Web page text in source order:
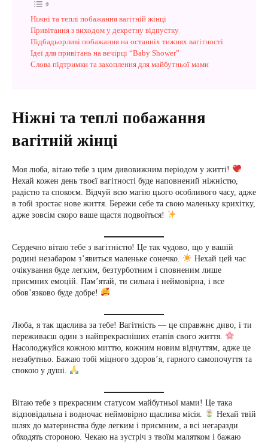
Ніжні та теплі побажання вагітній жінці
Привітання з виходом у декретну відпустку
Підбадьорливі побажання на останніх тижнях вагітності
Ідеї для привітань на вечірці “Baby Shower”
Слова підтримки та захоплення для майбутньої мами
Ніжні та теплі побажання
вагітній жінці
Моя люба, вітаю тебе з цим дивовижним періодом у житті!
Нехай кожен день твоєї вагітності буде наповнений ніжністю,
радістю та спокоєм. Відчуй всю магію цього особливого часу, адже
в тобі зростає нове життя. Бережи себе та свою маленьку крихітку,
адже зовсім скоро ваше щастя подвоїться!
Сердечно вітаю тебе з вагітністю! Це так чудово, що у вашій
родині незабаром з’явиться маленьке сонечко.
Нехай цей час
очікування буде легким, безтурботним і сповненим лише
приємних емоцій. Пам’ятай, ти сильна і неймовірна, і все
обов’язково буде добре!
Люба, я так щаслива за тебе! Вагітність — це справжнє диво, і ти
переживаєш один з найпрекрасніших етапів свого життя.
Насолоджуйся кожною миттю, кожним новим відчуттям, адже це
незабутньо. Бажаю тобі міцного здоров’я, гарного самопочуття та
спокою у душі.
Вітаю тебе з прекрасним статусом майбутньої мами! Це така
відповідальна і водночас неймовірно щаслива місія.
Нехай твій
шлях до материнства буде легким і приємним, а всі негаразди
обходять стороною. Чекаю на зустріч з твоїм малятком і бажаю